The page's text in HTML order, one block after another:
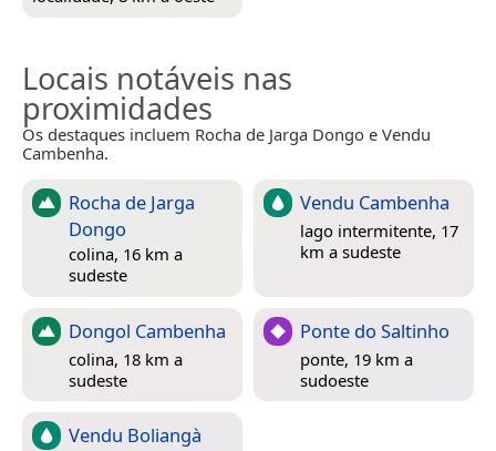
Locais notáveis nas
proximidades
Os destaques incluem Rocha de Jarga Dongo e Vendu
Cambenha.
Rocha de Jarga
Dongo
colina, 16 km a
sudeste
Vendu Cambenha
lago intermitente, 17
km a sudeste
Dongol Cambenha
colina, 18 km a
sudeste
Ponte do Saltinho
ponte, 19 km a
sudoeste
Vendu Boliangà